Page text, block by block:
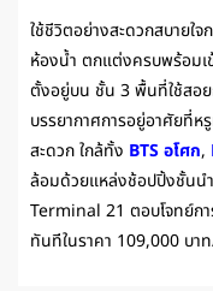
ใช้ชีวิตอย่างสะดวกสบายใ
ห้องน้ำ ตกแต่งครบพร้อมเ
ตั้งอยู่บน ชั้น 3 พื้นที่ใช้สอย
บรรยากาศการอยู่อาศัยที่ห
สะดวก ใกล้ทั้ง BTS อโศก,
ล้อมด้วยแหล่งช้อปปิ้งชั้นน
Terminal 21 ตอบโจทย์ก
ทันทีในราคา 109,000 บา